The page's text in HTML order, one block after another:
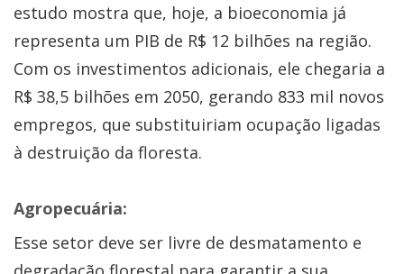
estudo mostra que, hoje, a bioeconomia já
representa um PIB de R$ 12 bilhões na região.
Com os investimentos adicionais, ele chegaria a
R$ 38,5 bilhões em 2050, gerando 833 mil novos
empregos, que substituiriam ocupação ligadas
à destruição da floresta.
Agropecuária:
Esse setor deve ser livre de desmatamento e